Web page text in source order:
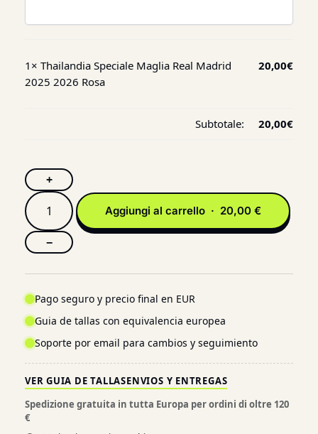
1× Thailandia Speciale Maglia Real Madrid
2025 2026 Rosa
20,00€
Subtotale: 20,00€
+
−
Aggiungi al carrello · 20,00 €
Pago seguro y precio final en EUR
Guia de tallas con equivalencia europea
Soporte por email para cambios y seguimiento
VER GUIA DE TALLASENVIOS Y ENTREGAS
Spedizione gratuita in tutta Europa per ordini di oltre 120
€